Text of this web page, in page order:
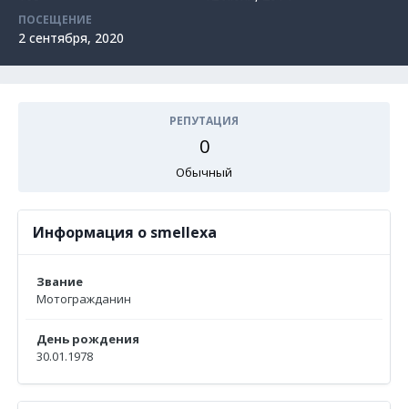
ПОСЕЩЕНИЕ
2 сентября, 2020
РЕПУТАЦИЯ
0
Обычный
Информация о smellexa
Звание
Мотогражданин
День рождения
30.01.1978